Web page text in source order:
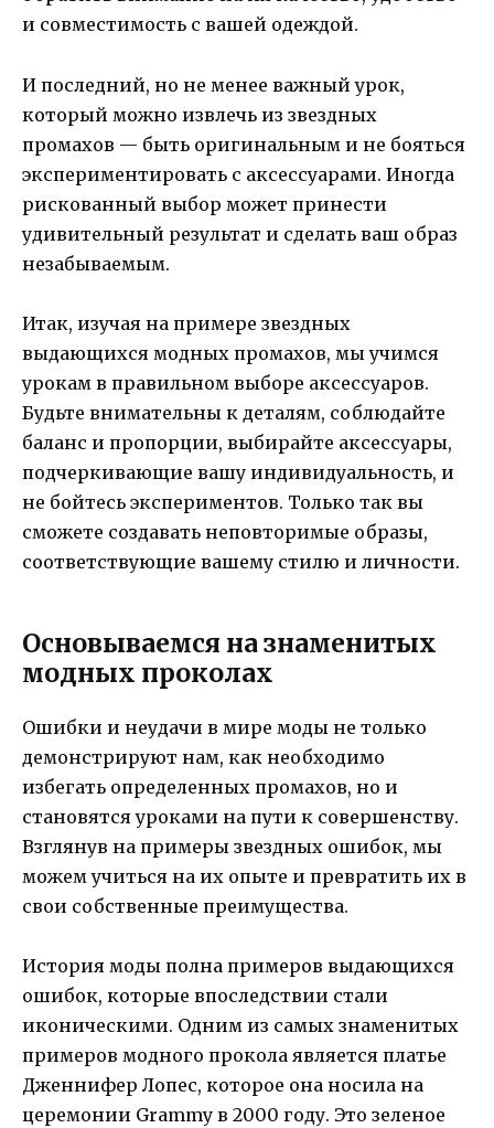
и совместимость с вашей одеждой.
И последний, но не менее важный урок,
который можно извлечь из звездных
промахов — быть оригинальным и не бояться
экспериментировать с аксессуарами. Иногда
рискованный выбор может принести
удивительный результат и сделать ваш образ
незабываемым.
Итак, изучая на примере звездных
выдающихся модных промахов, мы учимся
урокам в правильном выборе аксессуаров.
Будьте внимательны к деталям, соблюдайте
баланс и пропорции, выбирайте аксессуары,
подчеркивающие вашу индивидуальность, и
не бойтесь экспериментов. Только так вы
сможете создавать неповторимые образы,
соответствующие вашему стилю и личности.
Основываемся на знаменитых
модных проколах
Ошибки и неудачи в мире моды не только
демонстрируют нам, как необходимо
избегать определенных промахов, но и
становятся уроками на пути к совершенству.
Взглянув на примеры звездных ошибок, мы
можем учиться на их опыте и превратить их в
свои собственные преимущества.
История моды полна примеров выдающихся
ошибок, которые впоследствии стали
иконическими. Одним из самых знаменитых
примеров модного прокола является платье
Дженнифер Лопес, которое она носила на
церемонии Grammy в 2000 году. Это зеленое